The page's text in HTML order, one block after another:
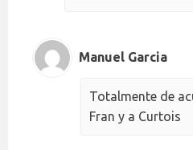
Manuel Garcia
Totalmente de
Fran y a Curtois